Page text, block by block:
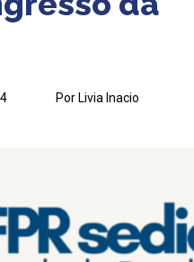
Por Livia Inacio